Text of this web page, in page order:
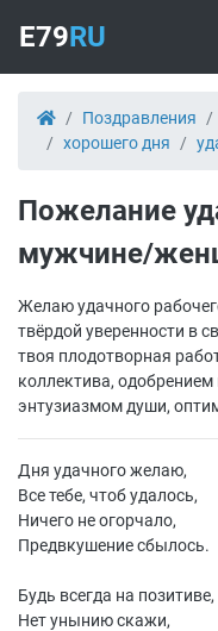
E79RU
Поздравления
хорошего дня
Пожелание
мужчине/
Желаю удачного
твёрдой уверенности в
твоя плодотворная
коллектива,
энтузиазмом души,
Дня удачного желаю,
Все тебе, чтоб удалось,
Ничего не огорчало,
Предвкушение сбылось.
Будь всегда на позитиве,
Нет унынию скажи,